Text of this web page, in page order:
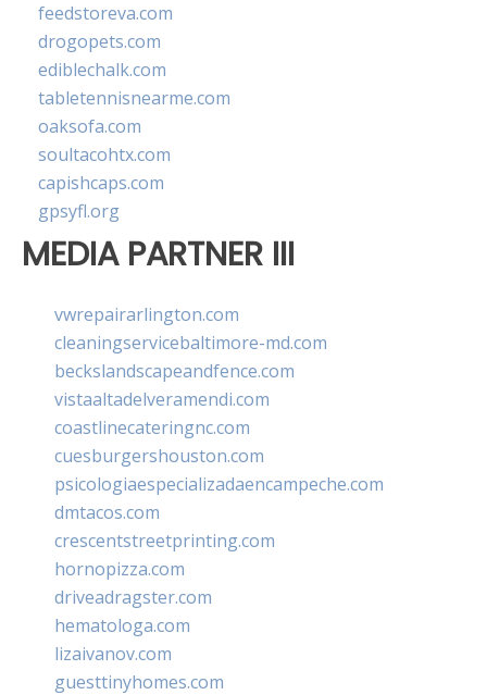
feedstoreva.com
drogopets.com
ediblechalk.com
tabletennisnearme.com
oaksofa.com
soultacohtx.com
capishcaps.com
gpsyfl.org
MEDIA PARTNER III
vwrepairarlington.com
cleaningservicebaltimore-md.com
beckslandscapeandfence.com
vistaaltadelveramendi.com
coastlinecateringnc.com
cuesburgershouston.com
psicologiaespecializadaencampeche.com
dmtacos.com
crescentstreetprinting.com
hornopizza.com
driveadragster.com
hematologa.com
lizaivanov.com
guesttinyhomes.com